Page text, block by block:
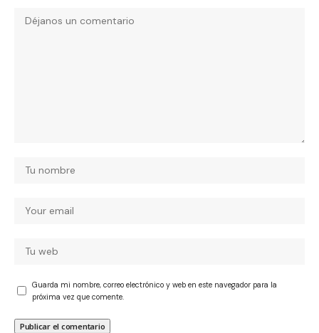
Guarda mi nombre, correo electrónico y web en este navegador para la
próxima vez que comente.